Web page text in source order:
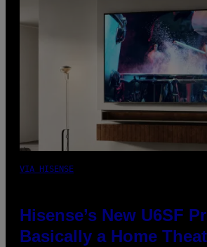
VIA HISENSE
Hisense’s New U6SF
Basically a Home